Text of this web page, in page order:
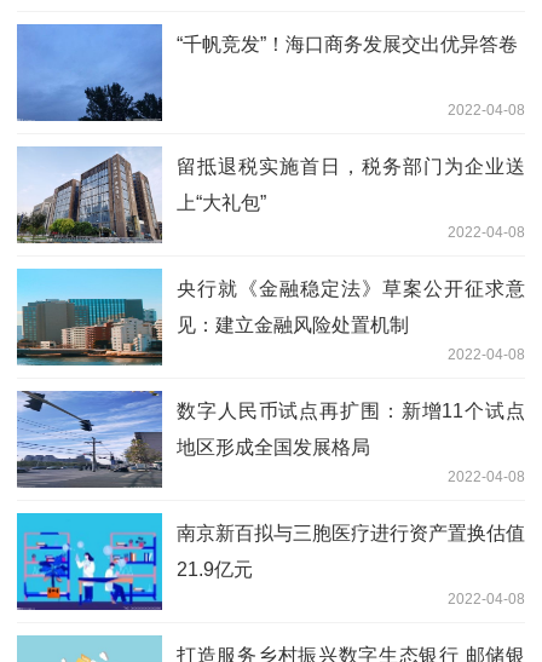
“千帆竞发”！海口商务发展交出优异答卷
2022-04-08
留抵退税实施首日，税务部门为企业送
上“大礼包”
2022-04-08
央行就《金融稳定法》草案公开征求意
见：建立金融风险处置机制
2022-04-08
数字人民币试点再扩围：新增11个试点
地区形成全国发展格局
2022-04-08
南京新百拟与三胞医疗进行资产置换估值
21.9亿元
2022-04-08
打造服务乡村振兴数字生态银行 邮储银